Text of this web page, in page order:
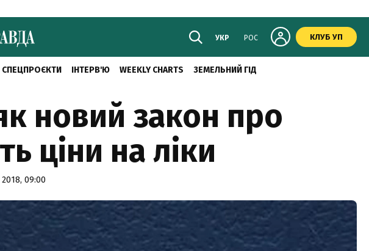
УКР РОС КЛУБ УП
СПЕЦПРОЄКТИ ІНТЕРВ'Ю WEEKLY CHARTS ЗЕМЕЛЬНИЙ ГІД
новий закон про
ціни на ліки
09:00